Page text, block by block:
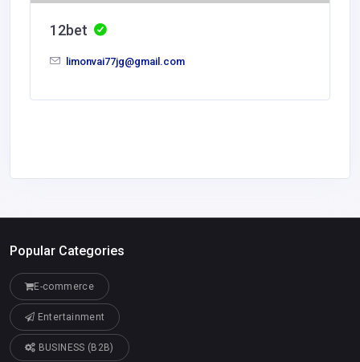
12bet
limonvai77jg@gmail.com
Popular Categories
E-commerce
Entertainment
BUSINESS (B2B)